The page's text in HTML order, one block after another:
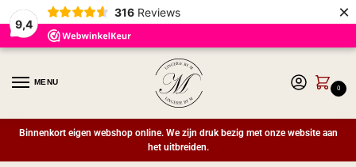
9,4
316 Reviews ×
MENU
0
Binnenkort eigen webshop online. We zijn druk bezig met onze website aan
het uitbreiden.